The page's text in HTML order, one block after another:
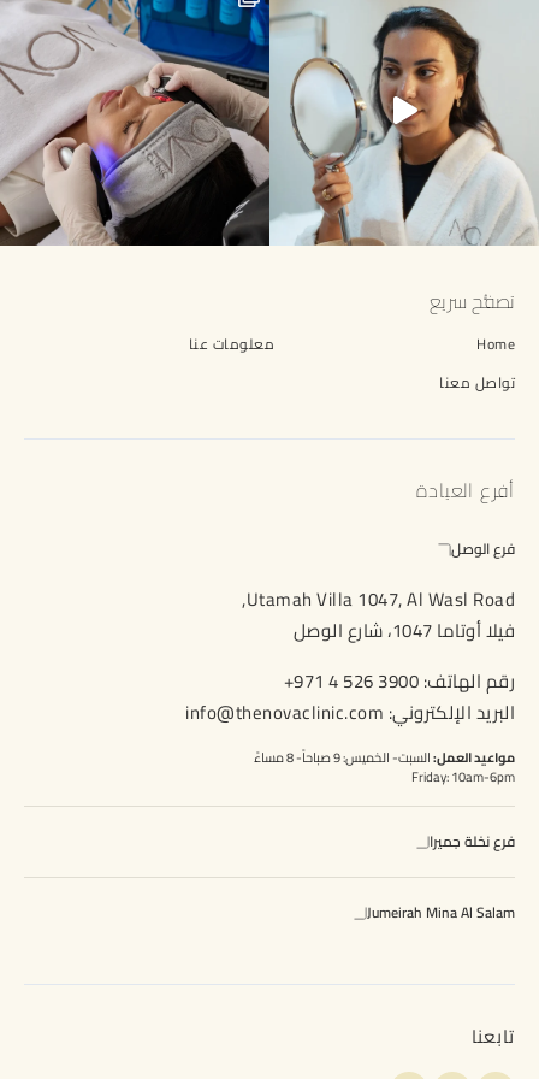
تصفُّح سريع
Home
معلومات عنا
تواصل معنا
أفرع العيادة
فرع الوصل
Utamah Villa 1047, Al Wasl Road,
فيلا أوتاما 1047، شارع الوصل
رقم الهاتف:+971 4 526 3900
البريد الإلكتروني: info@thenovaclinic.com
مواعيد العمل:السبت- الخميس: 9 صباحاً- 8 مساءً
Friday: 10am-6pm
فرع نخلة جميرا
Jumeirah Mina Al Salam
تابعنا